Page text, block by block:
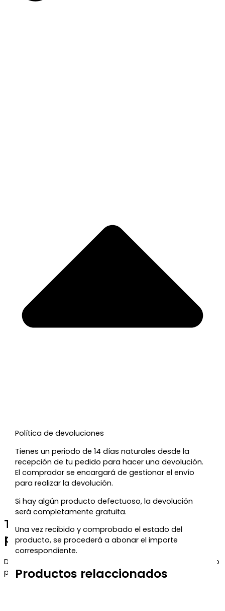
Política de devoluciones
Tienes un periodo de 14 días naturales desde la
recepción de tu pedido para hacer una devolución.
El comprador se encargará de gestionar el envío
para realizar la devolución.
Si hay algún producto defectuoso, la devolución
será completamente gratuita.
Una vez recibido y comprobado el estado del
producto, se procederá a abonar el importe
correspondiente.
Productos relaccionados
Te regalamos un 5% de descuento
para tu próxima compra
Déjanos tu correo y te enviaremos el código de descuento
para que puedas aprovecharlo en tu próximo pedido.